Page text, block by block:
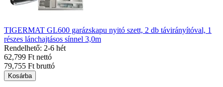
TIGERMAT GL600 garázskapu nyitó szett, 2 db távirányítóval, 1
részes lánchajtásos sínnel 3,0m
Rendelhető: 2-6 hét
62,799 Ft nettó
79,755 Ft bruttó
Kosárba